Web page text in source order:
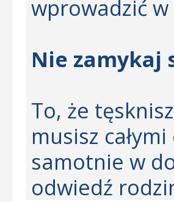
wprowadzić w
Nie zamykaj
To, że
musisz
samotnie w
odwiedź